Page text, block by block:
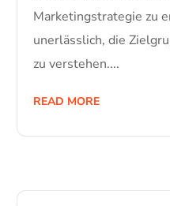
Marketingstrategie zu
unerlässlich, die
zu verstehen....
READ MORE